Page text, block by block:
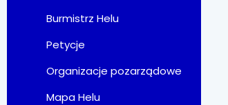
Burmistrz Helu
Petycje
Organizacje pozarządowe
Mapa Helu